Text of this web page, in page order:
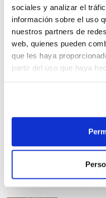
sociales y analizar el
información sobre el uso
nuestros partners de
web, quienes pueden
que les haya
partir del uso que haya